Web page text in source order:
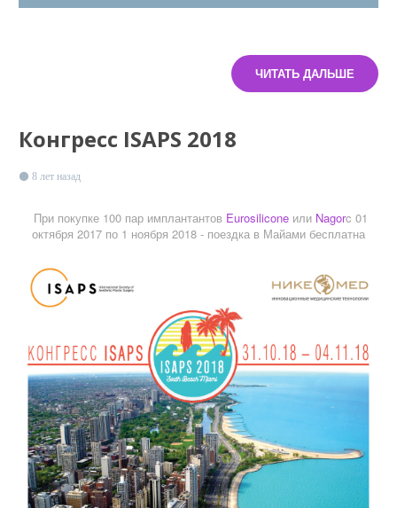
ЧИТАТЬ ДАЛЬШЕ
Конгресс ISAPS 2018
8 лет назад
При покупке 100 пар имплантантов Eurosiliconeили Nagorc 01
октября 2017 по 1 ноября 2018 - поездка в Майами бесплатна